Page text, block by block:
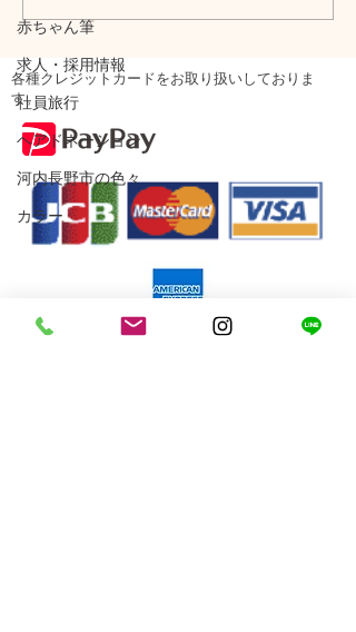
赤ちゃん筆
求人・採用情報
社員旅行
ヘアドネーション
河内長野市の色々
カラー
各種クレジットカードをお取り扱いしておりま
す。